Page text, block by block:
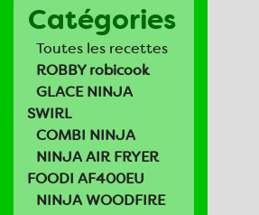
Catégories
Toutes les recettes
ROBBY robicook
GLACE NINJA
SWIRL
COMBI NINJA
NINJA AIR FRYER
FOODI AF400EU
NINJA WOODFIRE